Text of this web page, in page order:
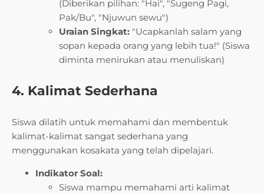
(Diberikan pilihan: "Hai", "Sugeng Pagi,
Pak/Bu", "Njuwun sewu")
Uraian Singkat: "Ucapkanlah salam yang
sopan kepada orang yang lebih tua!" (Siswa
diminta menirukan atau menuliskan)
4. Kalimat Sederhana
Siswa dilatih untuk memahami dan membentuk
kalimat-kalimat sangat sederhana yang
menggunakan kosakata yang telah dipelajari.
Indikator Soal:
Siswa mampu memahami arti kalimat